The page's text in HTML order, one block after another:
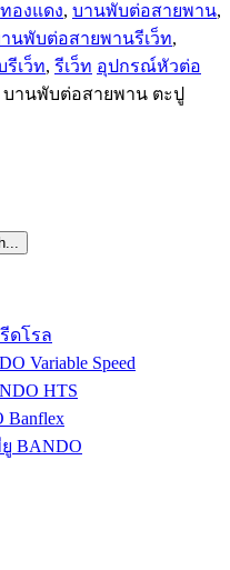
องแดง, บานพับต่อสายพาน,
นพับต่อสายพานรีเว็ท,
เว็ท, รีเว็ท อุปกรณ์หัวต่อ
บานพับต่อสายพาน ตะปู
ดโรล
Variable Speed
HTS
BANDO